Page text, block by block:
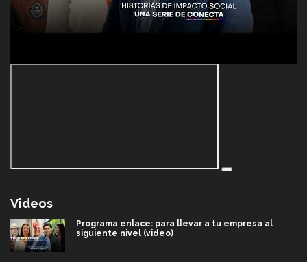
Videos
Programa enlace: para llevar a tu empresa al
siguiente nivel (video)